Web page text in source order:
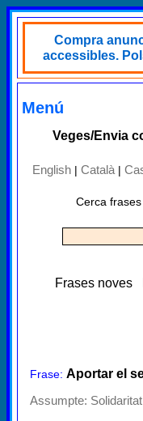
Compra
accessibles.
Menú
Veges/Envia
English | Català |
Cerca
Frases noves
Frase: Aportar el
Assumpte: Solidaritat